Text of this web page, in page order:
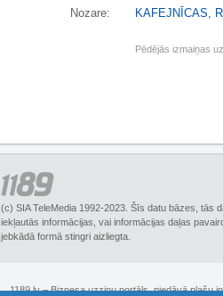
Nozare: KAFEJNĪCAS,
Pēdējās izmaiņas
(c) SIA TeleMedia 1992-2023. Šīs datu bāzes, tās
iekļautās informācijas, vai informācijas daļas
jebkādā formā stingri aizliegta.
1189.lv – Biznesa uzziņu portāls, piedāvā plašu